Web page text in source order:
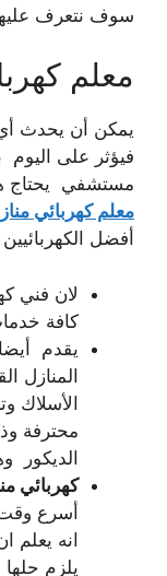
سوف نتعرف
معلم
يمكن أن يحدث
فيؤثر على اليوم
مستشفي يحتاج
معلم كهربائي
أفضل
لان فني
كافة
يقدم
المنازل
الأسلاك
محترفة
الديكور
كهربائي
أسرع
انه يعلم
يلزم